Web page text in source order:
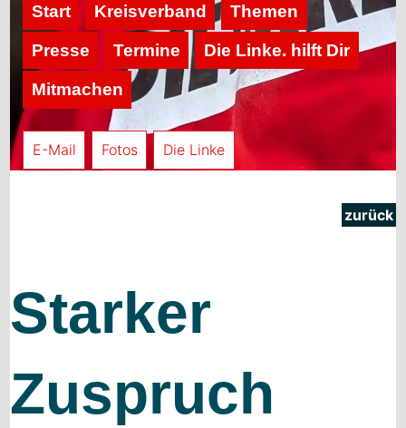
Start Kreisverband Themen
Presse Termine Die Linke. hilft Dir
Mitmachen
E-Mail Fotos Die Linke
zurück
Starker
Zuspruch